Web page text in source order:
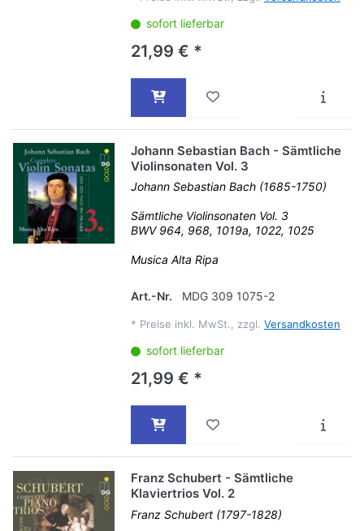
sofort lieferbar
21,99 € *
Johann Sebastian Bach - Sämtliche
Violinsonaten Vol. 3
Johann Sebastian Bach (1685-1750)
Sämtliche Violinsonaten Vol. 3
BWV 964, 968, 1019a, 1022, 1025
Musica Alta Ripa
Art.-Nr. MDG 309 1075-2
* Preise inkl. MwSt., zzgl. Versandkosten
sofort lieferbar
21,99 € *
Franz Schubert - Sämtliche
Klaviertrios Vol. 2
Franz Schubert (1797-1828)